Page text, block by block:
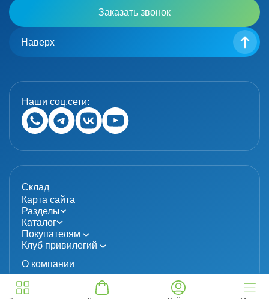
Заказать звонок
Наверх
Наши соц.сети:
Склад
Карта сайта
Разделы
Каталог
Покупателям
Клуб привилегий
О компании